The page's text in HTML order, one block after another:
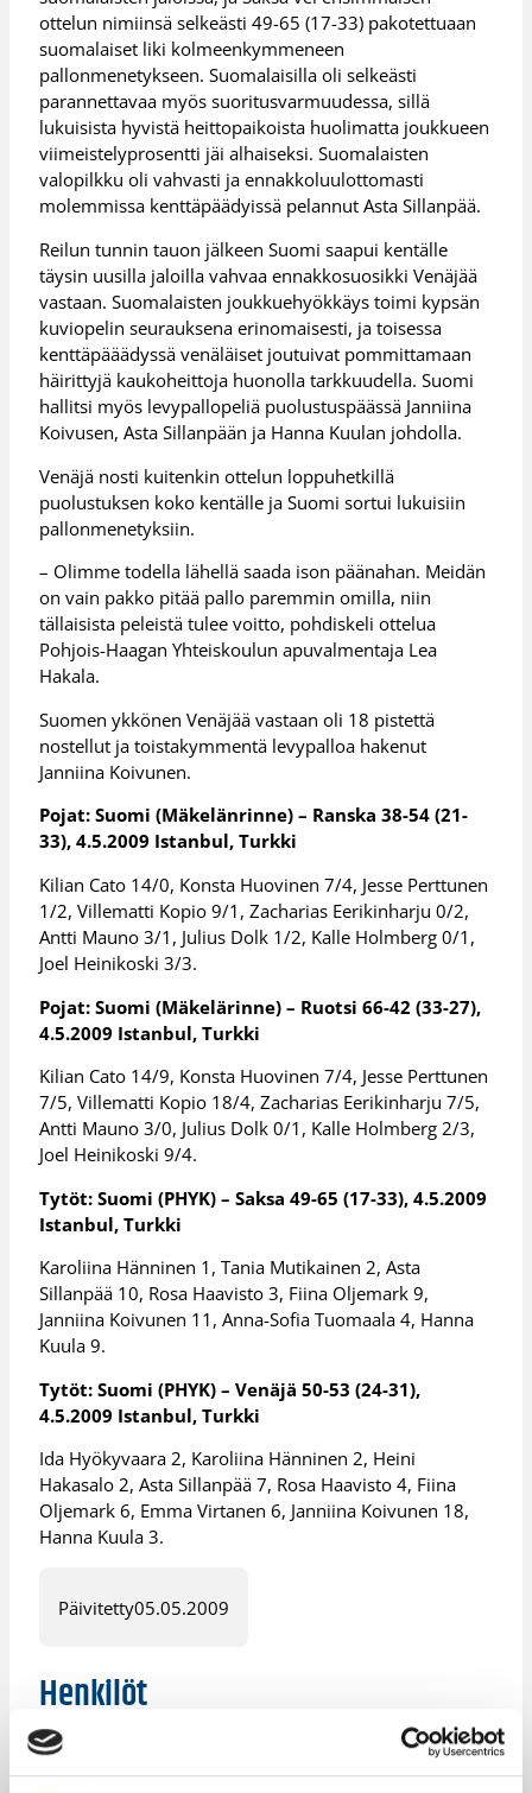
ottelun nimiinsä selkeästi 49-65 (17-33) pakotettuaan
suomalaiset liki kolmeenkymmeneen
pallonmenetykseen. Suomalaisilla oli selkeästi
parannettavaa myös suoritusvarmuudessa, sillä
lukuisista hyvistä heittopaikoista huolimatta joukkueen
viimeistelyprosentti jäi alhaiseksi. Suomalaisten
valopilkku oli vahvasti ja ennakkoluulottomasti
molemmissa kenttäpäädyissä pelannut Asta Sillanpää.
Reilun tunnin tauon jälkeen Suomi saapui kentälle
täysin uusilla jaloilla vahvaa ennakkosuosikki Venäjää
vastaan. Suomalaisten joukkuehyökkäys toimi kypsän
kuviopelin seurauksena erinomaisesti, ja toisessa
kenttäpääädyssä venäläiset joutuivat pommittamaan
häirittyjä kaukoheittoja huonolla tarkkuudella. Suomi
hallitsi myös levypallopeliä puolustuspäässä Janniina
Koivusen, Asta Sillanpään ja Hanna Kuulan johdolla.
Venäjä nosti kuitenkin ottelun loppuhetkillä
puolustuksen koko kentälle ja Suomi sortui lukuisiin
pallonmenetyksiin.
– Olimme todella lähellä saada ison päänahan. Meidän
on vain pakko pitää pallo paremmin omilla, niin
tällaisista peleistä tulee voitto, pohdiskeli ottelua
Pohjois-Haagan Yhteiskoulun apuvalmentaja Lea
Hakala.
Suomen ykkönen Venäjää vastaan oli 18 pistettä
nostellut ja toistakymmentä levypalloa hakenut
Janniina Koivunen.
Pojat: Suomi (Mäkelänrinne) – Ranska 38-54 (21-
33), 4.5.2009 Istanbul, Turkki
Kilian Cato 14/0, Konsta Huovinen 7/4, Jesse Perttunen
1/2, Villematti Kopio 9/1, Zacharias Eerikinharju 0/2,
Antti Mauno 3/1, Julius Dolk 1/2, Kalle Holmberg 0/1,
Joel Heinikoski 3/3.
Pojat: Suomi (Mäkelärinne) – Ruotsi 66-42 (33-27),
4.5.2009 Istanbul, Turkki
Kilian Cato 14/9, Konsta Huovinen 7/4, Jesse Perttunen
7/5, Villematti Kopio 18/4, Zacharias Eerikinharju 7/5,
Antti Mauno 3/0, Julius Dolk 0/1, Kalle Holmberg 2/3,
Joel Heinikoski 9/4.
Tytöt: Suomi (PHYK) – Saksa 49-65 (17-33), 4.5.2009
Istanbul, Turkki
Karoliina Hänninen 1, Tania Mutikainen 2, Asta
Sillanpää 10, Rosa Haavisto 3, Fiina Oljemark 9,
Janniina Koivunen 11, Anna-Sofia Tuomaala 4, Hanna
Kuula 9.
Tytöt: Suomi (PHYK) – Venäjä 50-53 (24-31),
4.5.2009 Istanbul, Turkki
Ida Hyökyvaara 2, Karoliina Hänninen 2, Heini
Hakasalo 2, Asta Sillanpää 7, Rosa Haavisto 4, Fiina
Oljemark 6, Emma Virtanen 6, Janniina Koivunen 18,
Hanna Kuula 3.
Päivitetty05.05.2009
Henkilöt